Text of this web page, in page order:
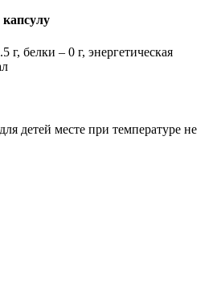
белки – 0 г, энергетическая
детей месте при температуре не